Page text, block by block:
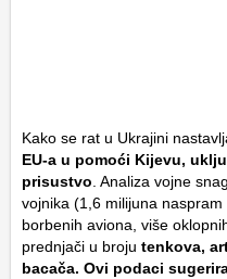
Kako se rat u Ukrajini
EU-a u pomoći Kijevu,
prisustvo . Analiza vojne
vojnika (1,6 milijuna
borbenih aviona, više
prednjači u broju tenkova,
bacača. Ovi podaci